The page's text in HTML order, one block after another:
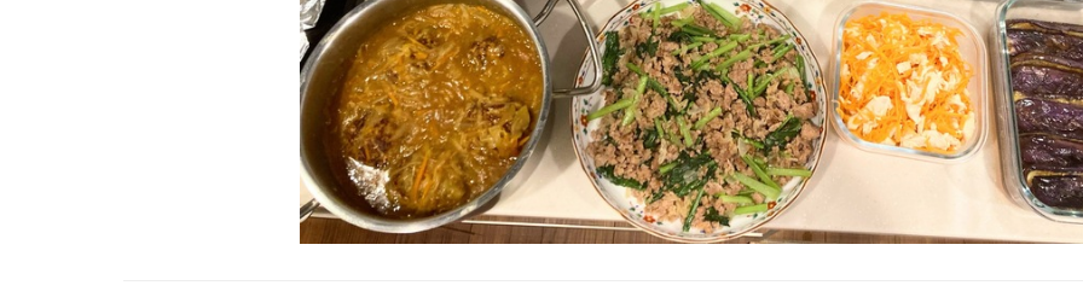
ポークソテー和風オニオンソース
鶏肉とキャベツの煮込み
ひき肉と小松菜の塩にんにく炒め
ハンバーグのカレー煮込み